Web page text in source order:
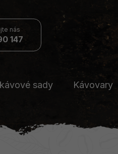
147
sady Kávovary